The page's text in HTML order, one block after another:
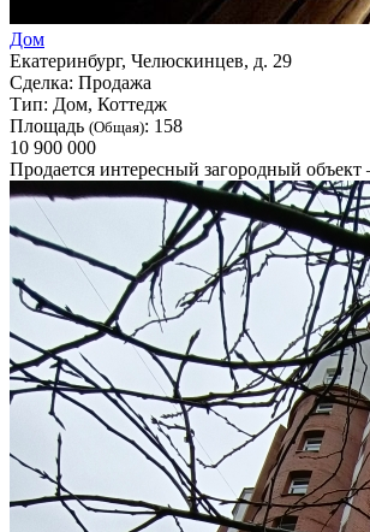
Дом
Екатеринбург, Челюскинцев, д. 29
Сделка: Продажа
Тип: Дом, Коттедж
Площадь (Общая): 158
10 900 000
Продается интересный загородный